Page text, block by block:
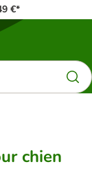
€*
chien